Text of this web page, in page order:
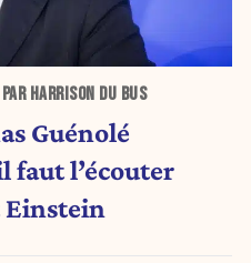
HARRISON DU BUS
Guénolé
faut l’écouter
Einstein